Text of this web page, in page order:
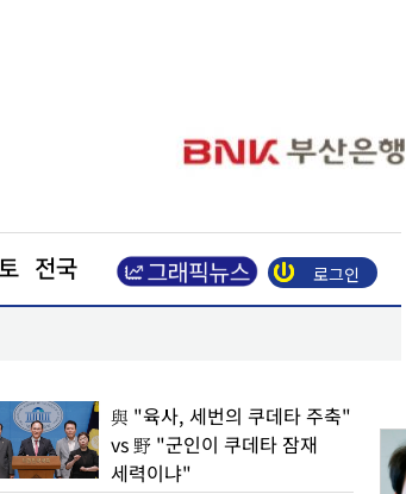
전국 로그인
與 "육사, 세번의 쿠데타 주축"
vs 野 "군인이 쿠데타 잠재
세력이냐"